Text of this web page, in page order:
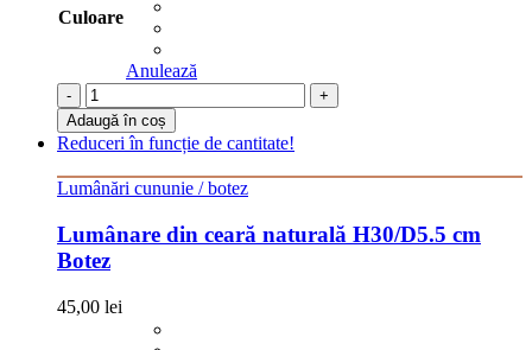
Culoare
Anulează
-
+
Adaugă în coș
Reduceri în funcție de cantitate!
Lumânări cununie / botez
Lumânare din ceară naturală H30/D5.5 cm
Botez
45,00 lei